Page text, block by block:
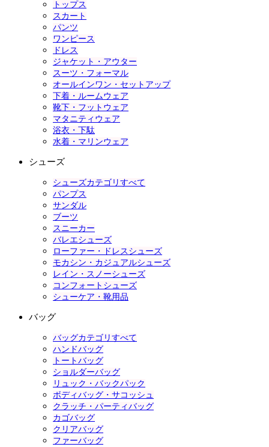
トップス
スカート
パンツ
ワンピース
ドレス
ジャケット・アウター
スーツ・フォーマル
オールインワン・セットアップ
下着・ルームウェア
靴下・フットウェア
マタニティウェア
浴衣・下駄
水着・マリンウェア
シューズ
シューズカテゴリすべて
パンプス
サンダル
ブーツ
スニーカー
バレエシューズ
ローファー・ドレスシューズ
モカシン・カジュアルシューズ
レイン・スノーシューズ
コンフォートシューズ
シューケア・靴用品
バッグ
バッグカテゴリすべて
ハンドバッグ
トートバッグ
ショルダーバッグ
リュック・バックパック
ボディバッグ・サコッシュ
クラッチ・パーティバッグ
カゴバッグ
クリアバッグ
ファーバッグ